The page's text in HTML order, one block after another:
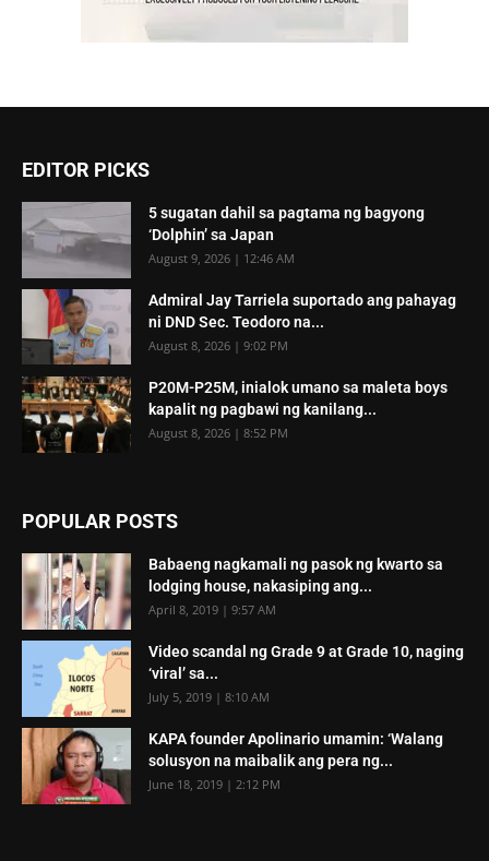
EDITOR PICKS
5 sugatan dahil sa pagtama ng bagyong
‘Dolphin’ sa Japan
August 9, 2026 | 12:46 AM
Admiral Jay Tarriela suportado ang pahayag
ni DND Sec. Teodoro na...
August 8, 2026 | 9:02 PM
P20M-P25M, inialok umano sa maleta boys
kapalit ng pagbawi ng kanilang...
August 8, 2026 | 8:52 PM
POPULAR POSTS
Babaeng nagkamali ng pasok ng kwarto sa
lodging house, nakasiping ang...
April 8, 2019 | 9:57 AM
Video scandal ng Grade 9 at Grade 10, naging
‘viral’ sa...
July 5, 2019 | 8:10 AM
KAPA founder Apolinario umamin: ‘Walang
solusyon na maibalik ang pera ng...
June 18, 2019 | 2:12 PM